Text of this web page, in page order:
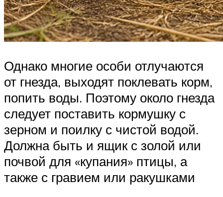
Однако многие особи отлучаются
от гнезда, выходят поклевать корм,
попить воды. Поэтому около гнезда
следует поставить кормушку с
зерном и поилку с чистой водой.
Должна быть и ящик с золой или
почвой для «купания» птицы, а
также с гравием или ракушками